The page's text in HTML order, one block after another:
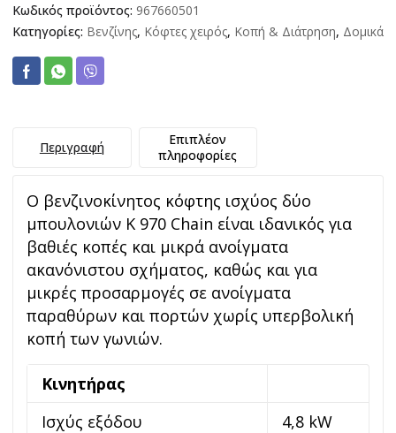
Κωδικός προϊόντος: 967660501
Κατηγορίες: Βενζίνης, Κόφτες χειρός, Κοπή & Διάτρηση, Δομικά
Περιγραφή
Επιπλέον
πληροφορίες
Ο βενζινοκίνητος κόφτης ισχύος δύο
μπουλονιών K 970 Chain είναι ιδανικός για
βαθιές κοπές και μικρά ανοίγματα
ακανόνιστου σχήματος, καθώς και για
μικρές προσαρμογές σε ανοίγματα
παραθύρων και πορτών χωρίς υπερβολική
κοπή των γωνιών.
Κινητήρας
Ισχύς εξόδου
4,8 kW